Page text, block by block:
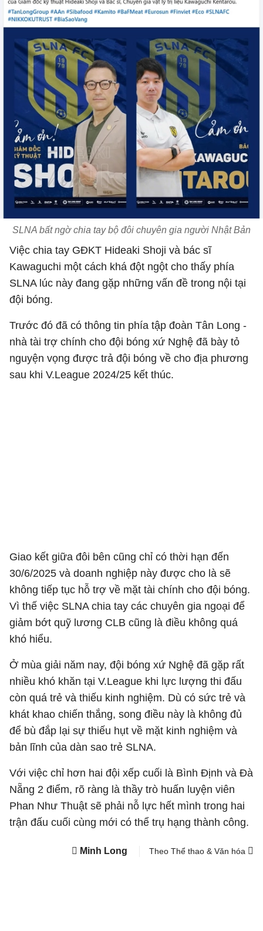
SLNA bất ngờ chia tay bộ đôi chuyên gia người Nhật Bản
Việc chia tay GĐKT Hideaki Shoji và bác sĩ
Kawaguchi một cách khá đột ngột cho thấy phía
SLNA lúc này đang gặp những vấn đề trong nội tại
đội bóng.
Trước đó đã có thông tin phía tập đoàn Tân Long -
nhà tài trợ chính cho đội bóng xứ Nghệ đã bày tỏ
nguyện vọng được trả đội bóng về cho địa phương
sau khi V.League 2024/25 kết thúc.
Giao kết giữa đôi bên cũng chỉ có thời hạn đến
30/6/2025 và doanh nghiệp này được cho là sẽ
không tiếp tục hỗ trợ về mặt tài chính cho đội bóng.
Vì thế việc SLNA chia tay các chuyên gia ngoại để
giảm bớt quỹ lương CLB cũng là điều không quá
khó hiểu.
Ở mùa giải năm nay, đội bóng xứ Nghệ đã gặp rất
nhiều khó khăn tại V.League khi lực lượng thi đấu
còn quá trẻ và thiếu kinh nghiệm. Dù có sức trẻ và
khát khao chiến thắng, song điều này là không đủ
để bù đắp lại sự thiếu hụt về mặt kinh nghiệm và
bản lĩnh của dàn sao trẻ SLNA.
Với việc chỉ hơn hai đội xếp cuối là Bình Định và Đà
Nẵng 2 điểm, rõ ràng là thầy trò huấn luyện viên
Phan Như Thuật sẽ phải nỗ lực hết mình trong hai
trận đấu cuối cùng mới có thể trụ hạng thành công.
Minh Long Theo Thể thao & Văn hóa